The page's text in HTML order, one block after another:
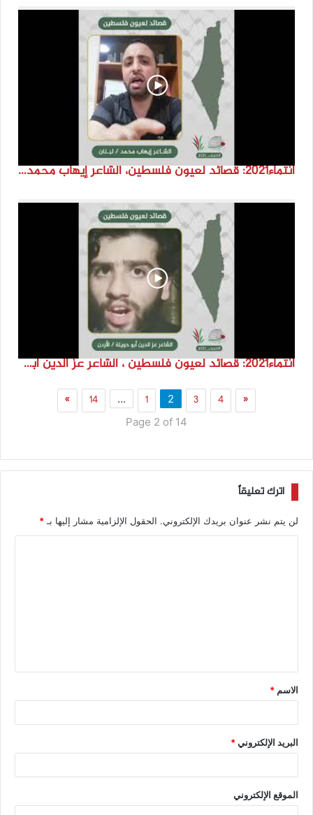
انتماء2021: قصائد لعيون فلسطين، الشاعر إيهاب محمد، لبنان
انتماء2021: قصائد لعيون فلسطين ، الشاعر عز الدين أبو حويلة، الاردن
«
1 2 3 4
…
14
»
Page 2 of 14
اترك تعليقاً
لن يتم نشر عنوان بريدك الإلكتروني. الحقول الإلزامية مشار إليها بـ *
الاسم *
البريد الإلكتروني*
الموقع الإلكتروني